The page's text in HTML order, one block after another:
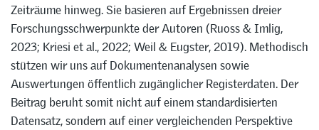
Zeiträume hinweg. Sie basieren auf Ergebnissen dreier
Forschungsschwerpunkte der Autoren (Ruoss & Imlig,
2023; Kriesi et al., 2022; Weil & Eugster, 2019). Methodisch
stützen wir uns auf Dokumentenanalysen sowie
Auswertungen öffentlich zugänglicher Registerdaten. Der
Beitrag beruht somit nicht auf einem standardisierten
Datensatz, sondern auf einer vergleichenden Perspektive